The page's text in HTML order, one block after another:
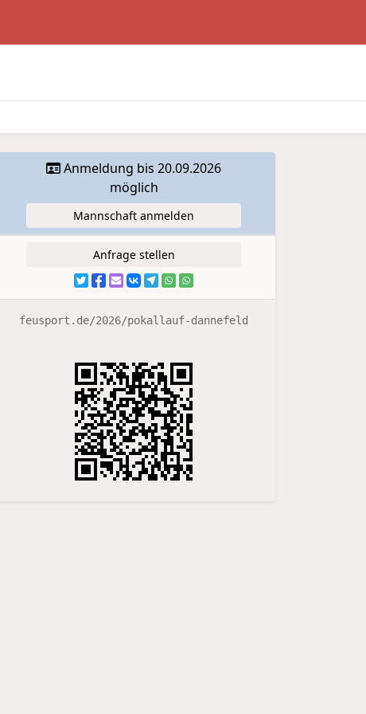
Anmeldung bis 20.09.2026
möglich
Mannschaft anmelden
Anfrage stellen
feusport.de/2026/pokallauf-dannefeld